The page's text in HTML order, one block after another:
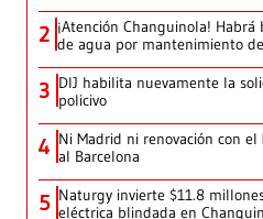
2 ¡Atención Changuinola!
de agua por mantenimiento
3 DIJ habilita nuevamente la
policivo
4 Ni Madrid ni renovación con
al Barcelona
5 Naturgy invierte $11.8
eléctrica blindada en